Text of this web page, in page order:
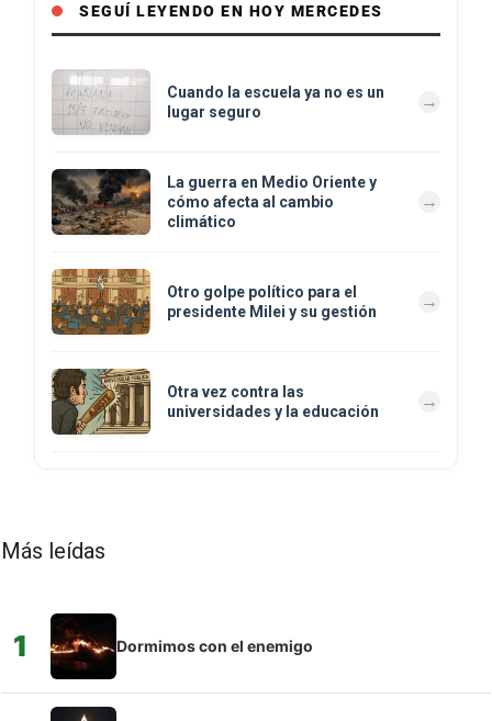
SEGUÍ LEYENDO EN HOY MERCEDES
Cuando la escuela ya no es un
lugar seguro
La guerra en Medio Oriente y
cómo afecta al cambio
climático
Otro golpe político para el
presidente Milei y su gestión
Otra vez contra las
universidades y la educación
Más leídas
1 Dormimos con el enemigo